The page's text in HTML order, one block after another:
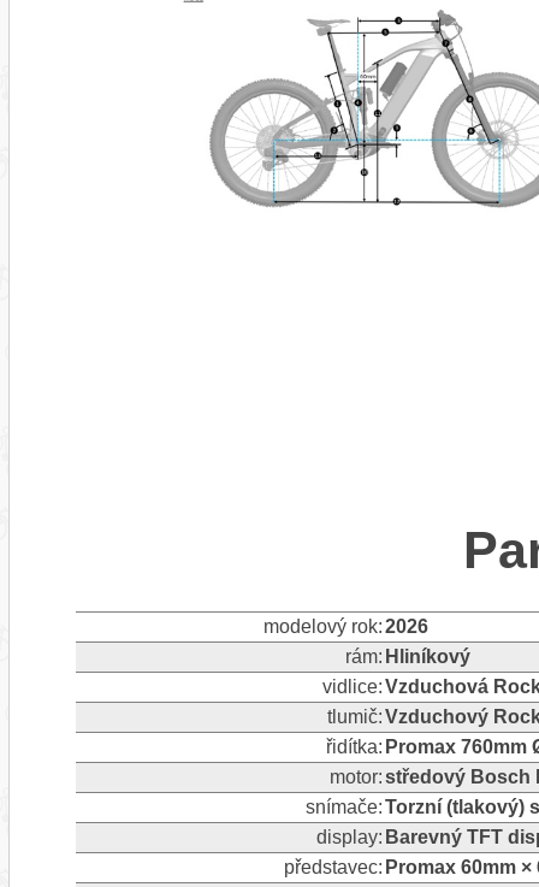
modelový rok:2026
rám: Hliníkový
vidlice:Vzduchová
tlumič:Vzduchový
řidítka: Promax 760mm
motor:středový Bosch
snímače:Torzní (tlakový)
display: Barevný TFT
představec: Promax 60mm ×